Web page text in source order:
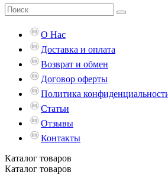
О Нас
Доставка и оплата
Возврат и обмен
Договор оферты
Политика
Статьи
Отзывы
Контакты
Каталог товаров
Каталог товаров